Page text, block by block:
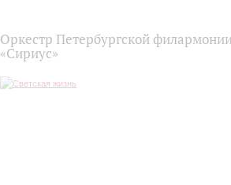
Оркестр Петербургской
«Сириус»